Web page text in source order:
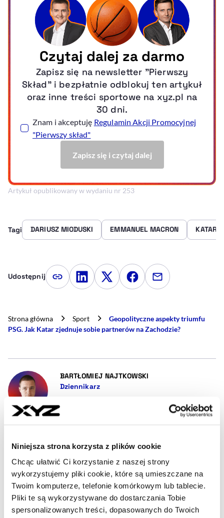
Niniejsza strona korzysta z plików cookie
Chcąc ułatwić Ci korzystanie z naszej strony
wykorzystujemy pliki cookie, które są umieszczane na
Twoim komputerze, telefonie komórkowym lub tablecie.
Pliki te są wykorzystywane do dostarczania Tobie
spersonalizowanych treści, dopasowanych do Twoich
Artykuł opublikowany w wydaniu nr 253
Tagi DARIUSZ MIODUSKI EMMANUEL MACRON KATAR
Udostępnij Kopiuj link artykułu
Udostępnij na LinkedIn
Udostępnij na Twitterze
Udostępnij na
Udostępnij
Strona główna Sport
Geopolityczne aspekty triumfu
PSG. Jak Katar zjednuje sobie partnerów na Zachodzie?
BARTŁOMIEJ NAJTKOWSKI
Dziennikarz
kibicowskiego fanatyzmu. Sport to dla mnie więcej
mnie wiedza ogólna, teleturnieje, geopolityka i
redakcja@xyz.pl